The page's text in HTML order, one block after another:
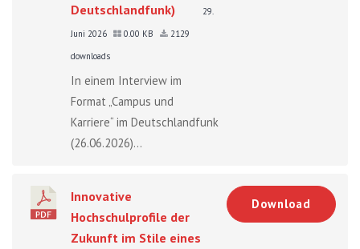
Deutschlandfunk)
29.
Juni 2026
0.00 KB
2129
downloads
In einem Interview im
Format „Campus und
Karriere“ im Deutschlandfunk
(26.06.2026)...
Innovative
Hochschulprofile der
Zukunft im Stile eines
Download